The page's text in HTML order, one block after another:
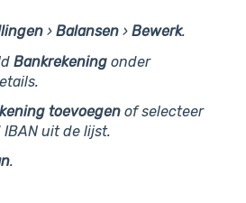
› Balansen › Bewerk.
Bankrekening onder
toevoegen of selecteer
uit de lijst.
.